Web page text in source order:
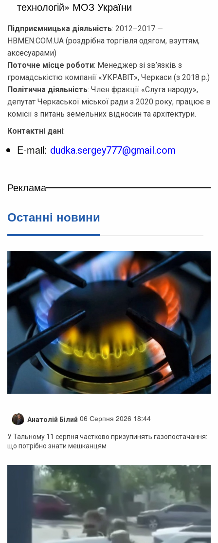
технологій» МОЗ України
Підприємницька діяльність: 2012–2017 —
HBMEN.COM.UA (роздрібна торгівля одягом, взуттям,
аксесуарами)
Поточне місце роботи: Менеджер зі зв’язків з
громадськістю компанії «УКРАВІТ», Черкаси (з 2018 р.)
Політична діяльність: Член фракції «Слуга народу»,
депутат Черкаської міської ради з 2020 року, працює в
комісії з питань земельних відносин та архітектури.
Контактні дані:
E-mail: dudka.sergey777@gmail.com
Реклама
Останні новини
Анатолій Білий 06 Серпня 2026 18:44
У Тальному 11 серпня частково призупинять газопостачання:
що потрібно знати мешканцям